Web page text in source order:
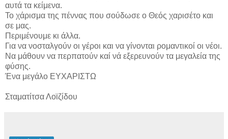
αυτά τα κείμενα.
Το χάρισμα της πέννας που σούδωσε ο Θεός χαρισέτο και
σε μας.
Περιμένουμε κι άλλα.
Για να νοσταλγούν οι γέροι και να γίνονται ρομαντικοί οι νέοι.
Να μάθουν να περπατούν καί νά εξερευνούν τα μεγαλεία της
φύσης.
Ένα μεγάλο ΕΥΧΑΡΙΣΤΩ
Σταματίτσα Λοϊζίδου